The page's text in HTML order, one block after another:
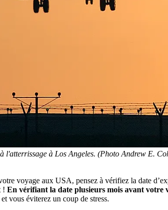
l'atterrissage à Los Angeles. (Photo Andrew E.
voyage aux USA, pensez à vérifiez la date
! En vérifiant la date plusieurs mois avant votre
et vous éviterez un coup de stress.